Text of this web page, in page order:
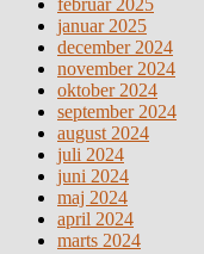
januar 2025
december 2024
november 2024
oktober 2024
september 2024
august 2024
juli 2024
juni 2024
maj 2024
april 2024
marts 2024